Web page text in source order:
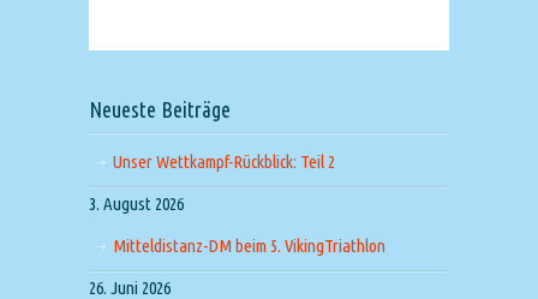
Neueste Beiträge
Unser Wettkampf-Rückblick: Teil 2
3. August 2026
Mitteldistanz-DM beim 5. VikingTriathlon
26. Juni 2026